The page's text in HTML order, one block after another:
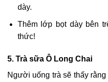
dày.
Thêm lớp bọt dày bên
thức!
5. Trà sữa Ô Long Chai
Người uống trà sẽ thấy